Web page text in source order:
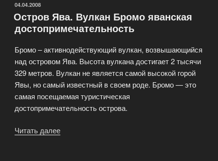
ОПУБЛИКОВАНО
04.04.2008
Остров Ява. Вулкан Бромо яванская
достопримечательность
Бромо – активнодействующий вулкан, возвышающийся
над островом Ява. Высота вулкана достигает 2 тысячи
329 метров. Вулкан не является самой высокой горой
Явы, но самый известный в своем роде. Бромо — это
самая посещаемая туристическая
достопримечательность острова.
Читать далее